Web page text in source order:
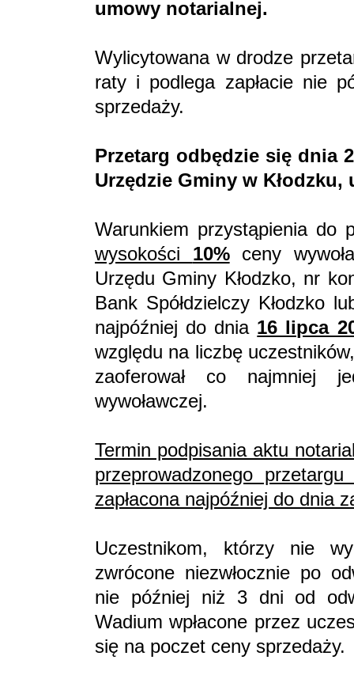
umowy notarialnej.
Wylicytowana w drodze
raty i podlega zapłacie nie
sprzedaży.
Przetarg odbędzie się dnia
Urzędzie Gminy w
Warunkiem przystąpienia do
wysokości 10%ceny
Urzędu Gminy Kłodzko, nr
Bank Spółdzielczy Kłodzko
najpóźniej do dnia 16 lipca
względu na liczbę
zaoferował co najmniej
wywoławczej.
Termin podpisania aktu
przeprowadzonego
zapłacona najpóźniej do dnia
Uczestnikom, którzy nie
zwrócone niezwłocznie po
nie później niż 3 dni od
Wadium wpłacone przez
się na poczet ceny sprzedaży.